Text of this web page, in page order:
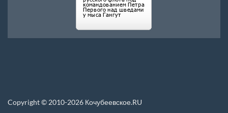
Copyright © 2010-2026 Кочубеевское.RU